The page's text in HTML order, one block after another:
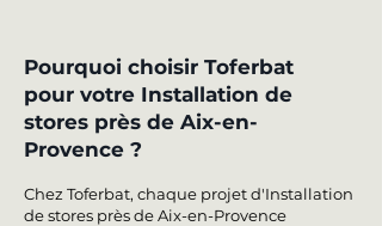
Pourquoi choisir Toferbat
pour votre Installation de
stores près de Aix-en-
Provence ?
Chez Toferbat, chaque projet d'Installation
de stores près de Aix-en-Provence